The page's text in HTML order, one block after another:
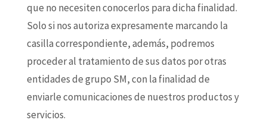
que no necesiten conocerlos para dicha finalidad.
Solo si nos autoriza expresamente marcando la
casilla correspondiente, además, podremos
proceder al tratamiento de sus datos por otras
entidades de grupo SM, con la finalidad de
enviarle comunicaciones de nuestros productos y
servicios.